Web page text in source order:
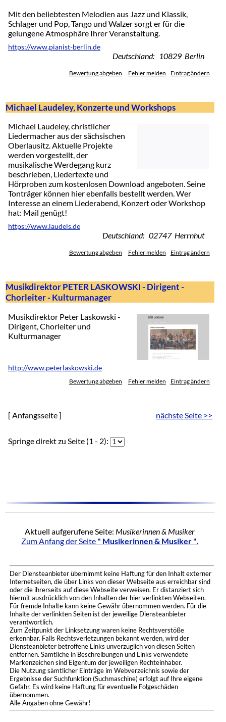
Mit den beliebtesten Melodien aus Jazz und Klassik,
Schlager und Pop, Tango und Walzer sorgt er für die
gelungene Atmosphäre Ihrer Veranstaltung.
https://www.pianist-berlin.de
Deutschland: 10829 Berlin
Bewertung abgeben Fehler melden Eintrag ändern
Michael Laudeley, Konzerte und Workshops
Michael Laudeley, christlicher
Liedermacher aus der sächsischen
Oberlausitz. Aktuelle Projekte
werden vorgestellt, der
musikalische Werdegang kurz
beschrieben, Liedertexte und
Hörproben zum kostenlosen Download angeboten. Seine
Tonträger können hier ebenfalls bestellt werden. Wer
Interesse an einem Liederabend, Konzert oder Workshop
hat: Mail genügt!
https://www.laudels.de
Deutschland: 02747 Herrnhut
Bewertung abgeben Fehler melden Eintrag ändern
Musikdirektor PETER LASKOWSKI - Dirigent -
Chorleiter - Kulturmanager
Musikdirektor Peter Laskowski -
Dirigent, Chorleiter und
Kulturmanager
http://www.peterlaskowski.de
Bewertung abgeben Fehler melden Eintrag ändern
[ Anfangsseite ] nächste Seite >>
Springe direkt zu Seite (1 - 2):
Aktuell aufgerufene Seite: Musikerinnen & Musiker
Zum Anfang der Seite " Musikerinnen & Musiker "
Der Diensteanbieter übernimmt keine Haftung für den Inhalt externer
Internetseiten, die über Links von dieser Webseite aus erreichbar sind
oder die ihrerseits auf diese Webseite verweisen. Er distanziert sich
hiermit ausdrücklich von den Inhalten der hier verlinkten Webseiten.
Für fremde Inhalte kann keine Gewähr übernommen werden. Für die
Inhalte der verlinkten Seiten ist der jeweilige Diensteanbieter
verantwortlich.
Zum Zeitpunkt der Linksetzung waren keine Rechtsverstöße
erkennbar. Falls Rechtsverletzungen bekannt werden, wird der
Diensteanbieter betroffene Links unverzüglich von diesen Seiten
entfernen. Sämtliche in Beschreibungen und Links verwendete
Markenzeichen sind Eigentum der jeweiligen Rechteinhaber.
Die Nutzung sämtlicher Einträge im Webverzeichnis sowie der
Ergebnisse der Suchfunktion (Suchmaschine) erfolgt auf Ihre eigene
Gefahr. Es wird keine Haftung für eventuelle Folgeschäden
übernommen.
Alle Angaben ohne Gewähr!